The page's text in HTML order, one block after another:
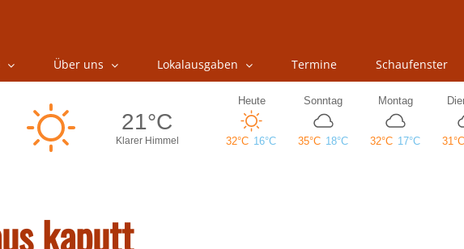
Über uns Lokalausgaben Termine Schaufenster
kaputt